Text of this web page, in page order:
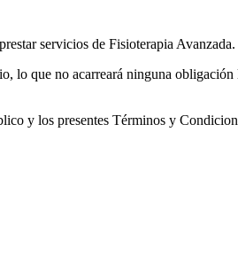
servicios de Fisioterapia Avanzada.
lo que no acarreará ninguna
y los presentes Términos y